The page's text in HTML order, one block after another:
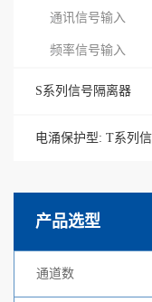
通讯信号输入
频率信号输入
S系列信号隔离器
电涌保护型: T系列
产品选型
通道数